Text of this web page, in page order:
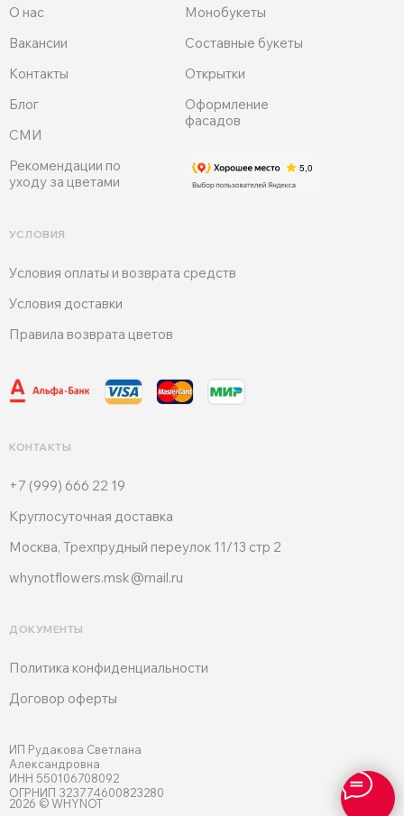
Вакансии
О нас
ДОКУМЕНТЫ
УСЛОВИЯ
Блог
СМИ
Рекомендации по
уходу за цветами
Условия оплаты и возврата средств
Условия доставки
Контакты
Правила возврата цветов
Политика конфиденциальности
+7 (999) 666 22 19
КОНТАКТЫ
Круглосуточная доставка
Москва, Трехпрудный переулок 11/13 стр 2
whynotflowers.msk@mail.ru
2026 © WHYNOT
Оформление
фасадов
Монобукеты
Открытки
ИП Рудакова Светлана
Александровна
ИНН 550106708092
ОГРНИП 323774600823280
Договор оферты
Составные букеты